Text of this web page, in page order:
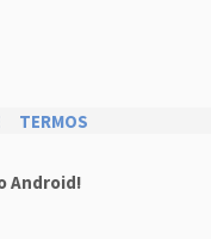
TERMOS
Android!